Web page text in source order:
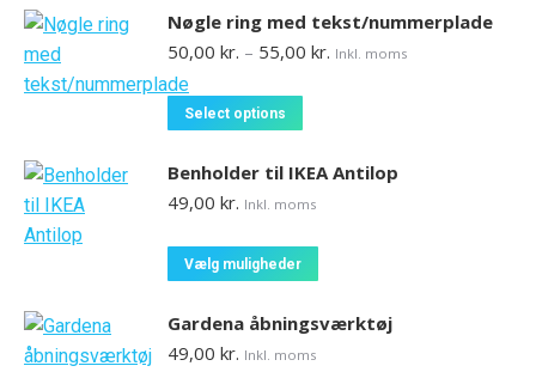
Nøgle ring med tekst/nummerplade
50,00 kr. – 55,00 kr. Prisinterval:
Inkl. moms
Select options
har
flere
kan
vælges
på
Benholder til IKEA Antilop
49,00 kr. Inkl. moms
Vælg muligheder
har
Gardena åbningsværktøj
49,00 kr. Inkl. moms